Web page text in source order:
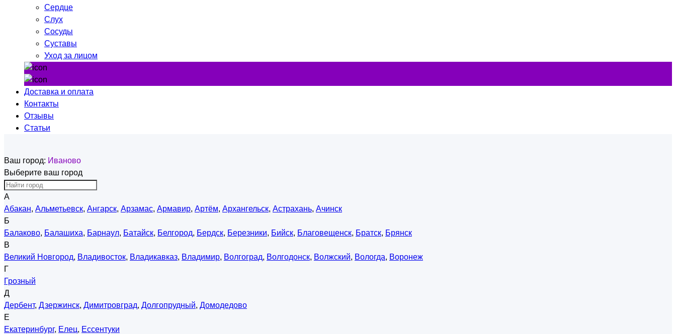
Сердце
Слух
Сосуды
Суставы
Уход за лицом
Доставка и оплата
Контакты
Отзывы
Статьи
Ваш город: Иваново
Выберите ваш город
А
Абакан, Альметьевск, Ангарск, Арзамас, Армавир, Артём, Архангельск, Астрахань, Ачинск
Б
Балаково, Балашиха, Барнаул, Батайск, Белгород, Бердск, Березники, Бийск, Благовещенск, Братск, Брянск
В
Великий Новгород, Владивосток, Владикавказ, Владимир, Волгоград, Волгодонск, Волжский, Вологда, Воронеж
Г
Грозный
Д
Дербент, Дзержинск, Димитровград, Долгопрудный, Домодедово
Е
Екатеринбург, Елец, Ессентуки